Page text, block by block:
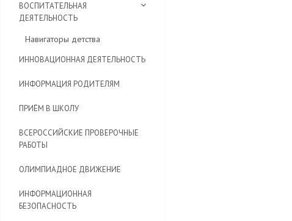
ВОСПИТАТЕЛЬНАЯ
ДЕЯТЕЛЬНОСТЬ
Навигаторы детства
ИННОВАЦИОННАЯ ДЕЯТЕЛЬНОСТЬ
ИНФОРМАЦИЯ РОДИТЕЛЯМ
ПРИЁМ В ШКОЛУ
ВСЕРОССИЙСКИЕ ПРОВЕРОЧНЫЕ
РАБОТЫ
ОЛИМПИАДНОЕ ДВИЖЕНИЕ
ИНФОРМАЦИОННАЯ
БЕЗОПАСНОСТЬ